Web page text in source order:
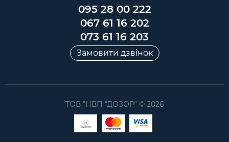
095 28 00 222
067 61 16 202
073 61 16 203
Замовити дзвінок
ТОВ "НВП "ДОЗОР" © 2026